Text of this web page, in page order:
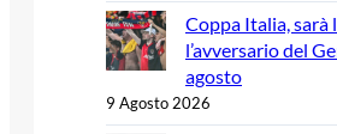
Coppa Italia, sarà
l’avversario del
agosto
9 Agosto 2026